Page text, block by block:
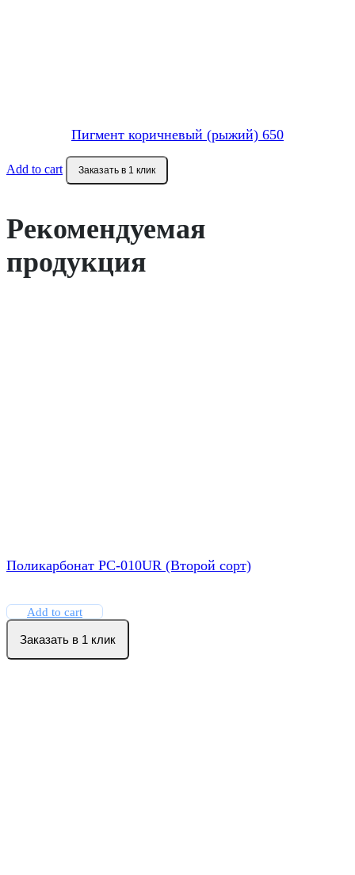
Пигмент коричневый (рыжий) 650
Add to cart Заказать в 1 клик
Рекомендуемая
продукция
Поликарбонат РС-010UR (Второй сорт)
Add to cart
Заказать в 1 клик